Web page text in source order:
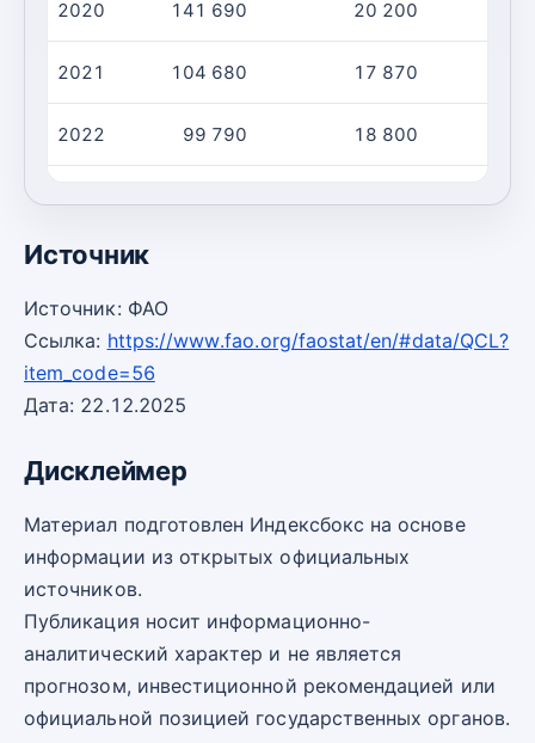
2020 141 690 20 200
2021 104 680 17 870
2022 99 790 18 800
Источник
Источник: ФАО
Ссылка: https://www.fao.org/faostat/en/#data/QCL?
item_code=56
Дата: 22.12.2025
Дисклеймер
Материал подготовлен Индексбокс на основе
информации из открытых официальных
источников.
Публикация носит информационно-
аналитический характер и не является
прогнозом, инвестиционной рекомендацией или
официальной позицией государственных органов.